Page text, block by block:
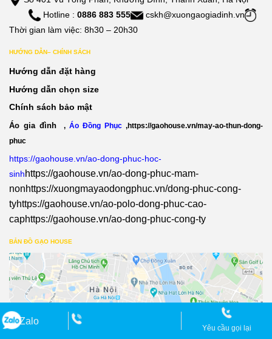
Hotline : 0886 883 555
cskh@xuongaogiadinh.vn
Thời gian làm việc: 8h30 – 20h30
HƯỚNG DẪN– CHÍNH SÁCH
Hướng dẫn đặt hàng
Hướng dẫn chọn size
Chính sách bảo mật
Áo gia đình , Áo Đồng Phục ,https://gaohouse.vn/may-ao-thun-dong-
phuc
https://gaohouse.vn/ao-dong-phuc-hoc-
sinhhttps://gaohouse.vn/ao-dong-phuc-mam-
nonhttps://xuongmayaodongphuc.vn/dong-phuc-cong-
tyhttps://gaohouse.vn/ao-polo-dong-phuc-cao-
caphttps://gaohouse.vn/ao-dong-phuc-cong-ty
BẢN ĐỒ GẠO HOUSE
Zalo
Yêu cầu gọi lại